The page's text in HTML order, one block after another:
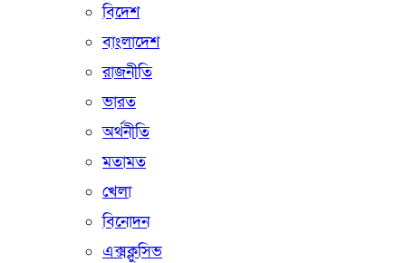
বিদেশ
বাংলাদেশ
রাজনীতি
ভারত
অর্থনীতি
মতামত
খেলা
বিনোদন
এক্সক্লুসিভ